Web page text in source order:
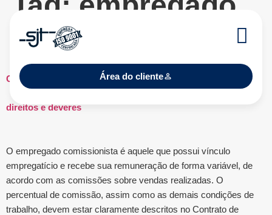
Área do cliente
comissionista
Comissionistas: Tudo o que você precisa saber sobre seus
direitos e deveres
O empregado comissionista é aquele que possui vínculo
empregatício e recebe sua remuneração de forma variável, de
acordo com as comissões sobre vendas realizadas. O
percentual de comissão, assim como as demais condições de
trabalho, devem estar claramente descritos no Contrato de